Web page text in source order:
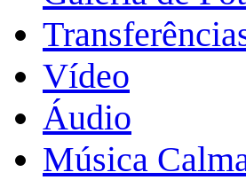
Vídeo
Áudio
Música